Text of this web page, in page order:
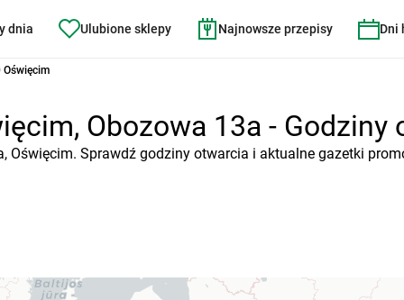
dnia Ulubione sklepy Najnowsze przepisy Dni
Obozowa 13a -
Oświęcim. Sprawdź godziny otwarcia i aktualne gazetki